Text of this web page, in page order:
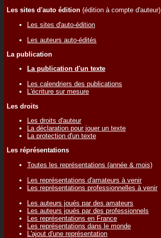
Les sites d'auto édition (édition à compte d'auteur)
Les sites d'auto-édition
Les auteurs auto-édités
La publication
La publication d'un texte
Les calendriers des publications
L'écriture sur mesure
Les droits
Les droits d'auteur
La déclaration pour jouer un texte
La protection d'un texte
Les réprésentations
Toutes les représentations (année & mois)
Les représentations d'amateurs à venir
Les représentations professionnelles à venir
Les auteurs joués par des amateurs
Les auteurs joués par des professionnels
Les représentations en France
Les représentations dans le monde
L'ajout d'une représentation